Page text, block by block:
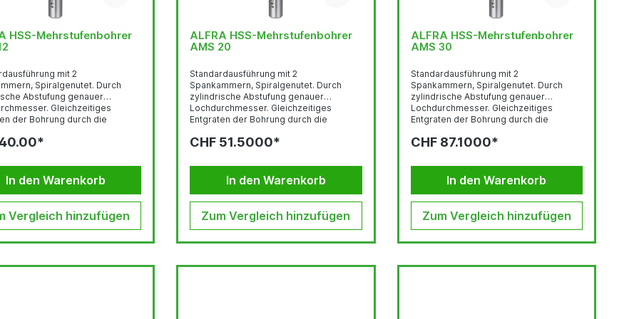
HSS-Mehrstufenbohrer
mit 2
Spiralgenutet. Durch
Abstufung genauer
Gleichzeitiges
der Bohrung durch die
bis 4 mm Dicke möglich.
erzielt der Bohrer bei der
einen schälenden Schnitt
Spanabfuhr.
Nutenverlauf eine verlängerte
und einen fühlbar...
In den Warenkorb
Vergleich hinzufügen
ALFRA HSS-Mehrstufenbohrer
AMS 20
Standardausführung mit 2
Spankammern, Spiralgenutet. Durch
zylindrische Abstufung genauer
Lochdurchmesser. Gleichzeitiges
Entgraten der Bohrung durch die
Blechen bis 4 mm Dicke möglich.
Spiralnut erzielt der Bohrer bei der
Bearbeitung einen schälenden Schnitt
bei verbesserter Spanabfuhr.
geraden Nutenverlauf eine verlängerte
Schneidkante und einen fühlbar...
CHF 51.5000*
In den Warenkorb
Zum Vergleich hinzufügen
ALFRA HSS-Mehrstufenbohrer
AMS 30
Standardausführung mit 2
Spankammern, Spiralgenutet. Durch
zylindrische Abstufung genauer
Lochdurchmesser. Gleichzeitiges
Entgraten der Bohrung durch die
Blechen bis 4 mm Dicke möglich.
Spiralnut erzielt der Bohrer bei der
Bearbeitung einen schälenden Schnitt
bei verbesserter Spanabfuhr.
geraden Nutenverlauf eine verlängerte
Schneidkante und einen fühlbar...
CHF 87.1000*
In den Warenkorb
Zum Vergleich hinzufügen